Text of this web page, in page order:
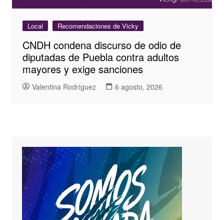
Local Recomendaciones de Vicky
CNDH condena discurso de odio de
diputadas de Puebla contra adultos
mayores y exige sanciones
Valentina Rodríguez 6 agosto, 2026